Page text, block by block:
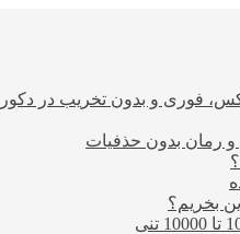
فوری و بدون تخریب در
بخریم؟